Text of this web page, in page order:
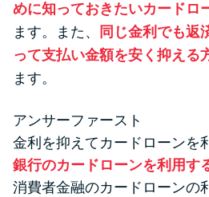
特集ページ
カードロー
得した話
めに知っておきたいカードロ
ます。また、
同じ金利でも返
って支払い金額を安く抑える
ます。
アンサーファースト
金利を抑えてカードローンを
銀行のカードローンを利用す
消費者金融のカードローンの